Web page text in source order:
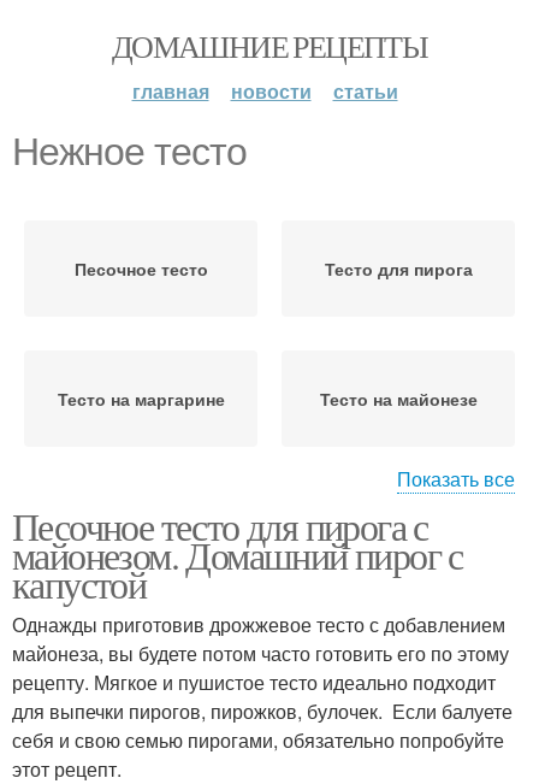
ДОМАШНИЕ РЕЦЕПТЫ
главная новости статьи
Нежное тесто
Песочное тесто Тесто для пирога
Тесто на маргарине Тесто на майонезе
Универсальное тесто Жидкое тесто
Тесто для курника Тесто без яиц
Показать все
Песочное тесто для пирога с
майонезом. Домашний пирог с
капустой
Однажды приготовив дрожжевое тесто с добавлением
майонеза, вы будете потом часто готовить его по этому
рецепту. Мягкое и пушистое тесто идеально подходит
для выпечки пирогов, пирожков, булочек. Если балуете
себя и свою семью пирогами, обязательно попробуйте
этот рецепт.